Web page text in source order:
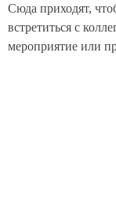
Сюда приходят,
встретиться с
мероприятие или